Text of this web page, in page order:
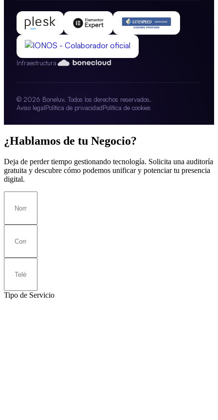
Infraestructura
© 2026 Boneluv. Todos los derechos reservados.
Aviso legalPolítica de privacidadPolítica de cookies
¿Hablamos de tu Negocio?
Deja de perder tiempo gestionando tecnología. Solicita una auditoría
gratuita y descubre cómo podemos unificar y potenciar tu presencia
digital.
Tipo de Servicio